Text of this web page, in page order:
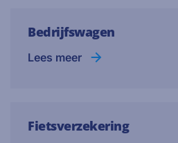
Bedrijfswagen
Lees meer
Fietsverzekering